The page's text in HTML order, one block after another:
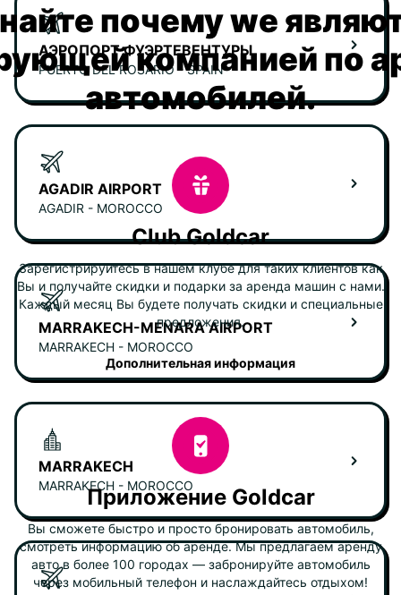
АЭРОПОРТ ФУЭРТЕВЕНТУРЫ
PUERTO DEL ROSARIO - SPAIN
AGADIR AIRPORT
AGADIR - MOROCCO
MARRAKECH-MENARA AIRPORT
MARRAKECH - MOROCCO
MARRAKECH
MARRAKECH - MOROCCO
почему we
компанией по
автомобилей.
Club Goldcar
Зарегистрируйтесь в нашем клубе для таких клиентов как
Вы и получайте скидки и подарки за аренда машин с нами.
Каждый месяц Вы будете получать скидки и специальные
предложения.
Дополнительная информация
Приложение Goldcar
Вы сможете быстро и просто бронировать автомобиль,
смотреть информацию об аренде. Мы предлагаем аренду
авто в более 100 городах — забронируйте автомобиль
через мобильный телефон и наслаждайтесь отдыхом!